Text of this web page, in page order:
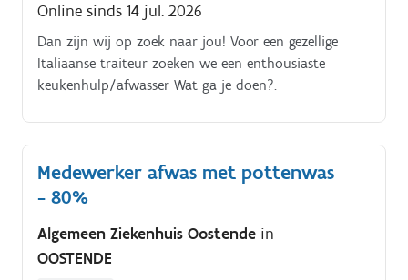
Online sinds 14 jul. 2026
Dan zijn wij op zoek naar jou! Voor een gezellige
Italiaanse traiteur zoeken we een enthousiaste
keukenhulp/afwasser Wat ga je doen?.
Medewerker afwas met pottenwas
- 80%
Algemeen Ziekenhuis Oostende in
OOSTENDE